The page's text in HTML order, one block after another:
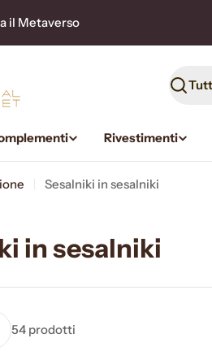
il Metaverso
Ricerca
Rivestimenti
Sesalniki in sesalniki
in sesalniki
54 prodotti